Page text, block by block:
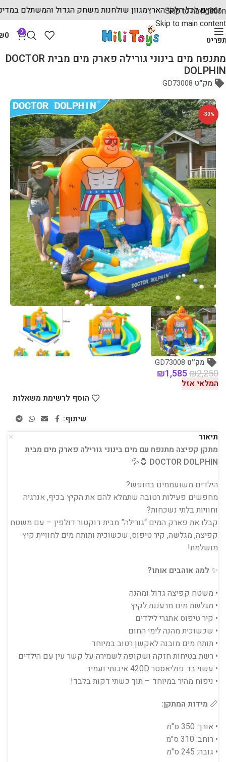
Skip to navigation
Skip to main content
0
0
עמוד הבית מתנפחים מתנפחים רטובים
מתנפח מים בינוני גורילה פארק מים מבית DOCTOR
DOLPHIN
מק״ט
-30%
מק״ט
₪2,250
₪1,585
המלאי אזל
הוסף לרשימת משאלות
שיתוף:
תיאור
מתקן קפיצה מתנפח עם מים בינוני גורילה פארק מים מבית
DOCTOR DOLPHIN
🦍💦
הילדים משועממים בחופש?
מחפשים פעילות רטובה שתמלא להם את הקיץ בכיף, אנרגיה
וחוויות בלתי נשכחות?
קבלו את פארק המים “גורילה” מבית דוקטור דולפין – עם משטח
קפיצה, מגלשה, קיר טיפוס, שכשוכית ותותח מים לחוויית קיץ
מושלמת!
✨למה אוהבים אותו?
• משטח קפיצה גדול ומהנה
• מגלשת מים מרעננת לקיץ
• קיר טיפוס אתגרי לילדים
• שכשוכית מהנה לימי החום
• תותח מים מובנה לאקשן רטוב במיוחד
• רשת בטיחות חזקה ושקופה לשמירה על קשר עין עם הילדים
• עשוי בד פוליאסטר 420D איכותי ועמיד
• ניפוח מהיר במיוחד – תוך כשתי דקות בלבד!
📏 מידות המתקן:
• אורך: 350 ס"מ
• רוחב: 310 ס"מ
• גובה: 245 ס"מ
מגוון שולחנות משחק הגדול והמשתלם מהירים לכל חלקי הארץ